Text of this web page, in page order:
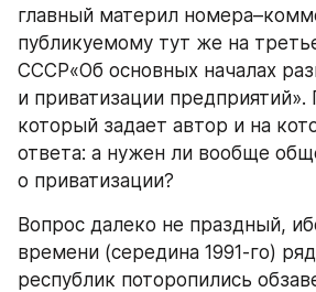
главный материл
публикуемому тут же на
СССР«Об основных началах
и приватизации предприятий».
который задает автор и на
ответа: а нужен ли вообще
о приватизации?
Вопрос далеко не праздный,
времени (середина 1991-го)
республик поторопились